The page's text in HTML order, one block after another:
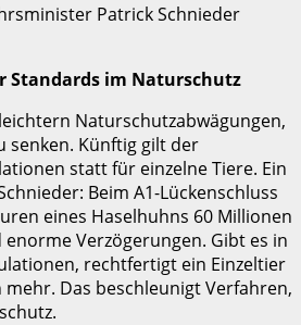
Patrick Schnieder
Standards im Naturschutz
Naturschutzabwägungen,
senken. Künftig gilt der
statt für einzelne Tiere. Ein
Beim A1-Lückenschluss
eines Haselhuhns 60 Millionen
Verzögerungen. Gibt es in
rechtfertigt ein Einzeltier
Das beschleunigt Verfahren,